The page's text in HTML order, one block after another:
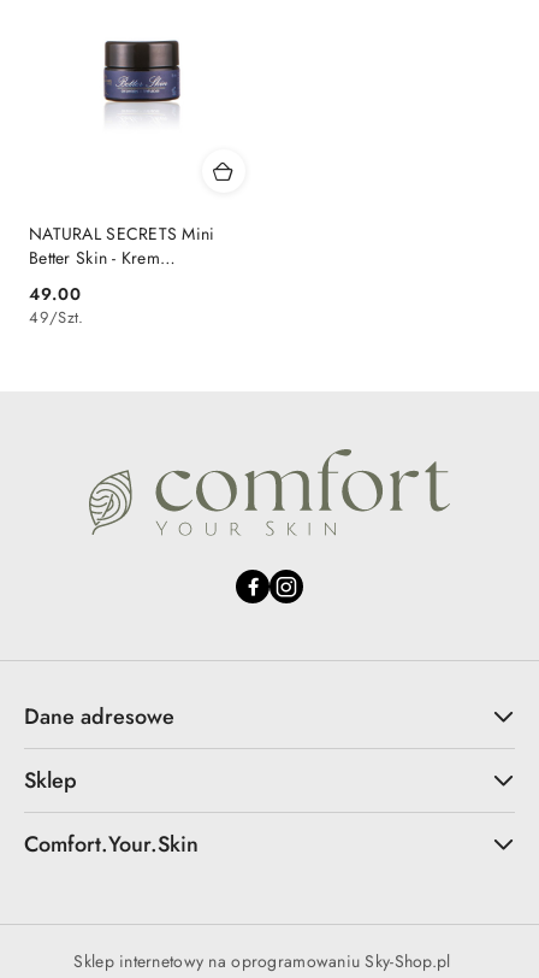
NATURAL SECRETS Mini
Better Skin - Krem
Cena:
49.00
49/Szt.
Dane adresowe
Sklep
Comfort.Your.Skin
Sklep internetowy na oprogramowaniu Sky-Shop.pl